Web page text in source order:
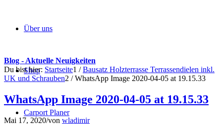
Über uns
Shop
Carport Planer
Blog - Aktuelle Neuigkeiten
Du bist hier: Startseite1 / Bausatz Holzterrasse Terrassendielen inkl.
UK und Schrauben2 / WhatsApp Image 2020-04-05 at 19.15.33
WhatsApp Image 2020-04-05 at 19.15.33
Mai 17, 2020/von wladimir